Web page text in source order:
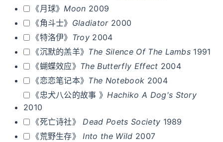
《月球》Moon 2009
《角斗士》 Gladiator2000
《特洛伊》 Troy 2004
《沉默的羔羊》 The Silence Of The Lambs 1991
《蝴蝶效应》 The Butterfly Effect 2004
《恋恋笔记本》 The Notebook 2004
《忠犬八公的故事 》Hachiko A Dog's Story
2010
《死亡诗社》Dead Poets Society 1989
《荒野生存》Into the Wild 2007